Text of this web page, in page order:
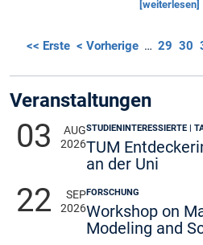
[weiterlesen]
<< Erste < Vorherige … 29 30
Veranstaltungen
03
AUG
2026
STUDIENINTERESSIERTE |
TUM
an der Uni
22
SEP
2026
FORSCHUNG
Workshop on
Modeling and